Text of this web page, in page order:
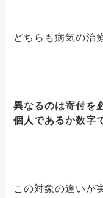
どちらも病気の治
異なるのは寄付を
個人であるか数字
この対象の違いが